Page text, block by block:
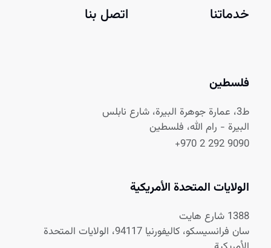
خدماتنا
اتصل بنا
فلسطين
ط3، عمارة جوهرة البيرة، شارع نابلس
البيرة - رام الله، فلسطين
+970 2 292 9090
الولايات المتحدة الأمريكية
1388 شارع هايت
سان فرانسيسكو، كاليفورنيا 94117، الولايات المتحدة